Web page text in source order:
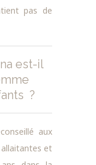
pas de
est-il
?
aux
et